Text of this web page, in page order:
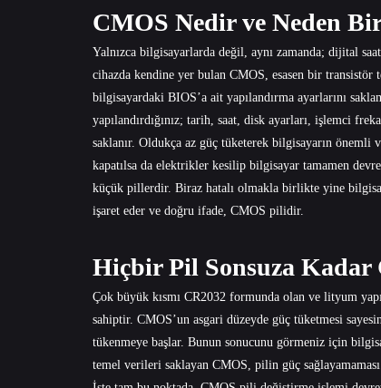
CMOS Nedir ve Neden
Yalnızca bilgisayarlarda değil, aynı zamanda; dijital
cihazda kendine yer bulan CMOS, esasen bir
bilgisayardaki BIOS’a ait yapılandırma ayarlarını
yapılandırdığınız; tarih, saat, disk ayarları, işlemci
saklanır. Oldukça az güç tüketerek bilgisayarın
kapatılsa da elektrikler kesilip bilgisayar tamamen
küçük pillerdir. Biraz hatalı olmakla birlikte yine
işaret eder ve doğru ifade, CMOS pilidir.
Hiçbir Pil Sonsuza Kadar
Çok büyük kısmı CR2032 formunda olan ve lityum
sahiptir. CMOS’un asgari düzeyde güç tüketmesi
tükenmeye başlar. Bunun sonucunu görmeniz için
temel verileri saklayan CMOS, pilin güç